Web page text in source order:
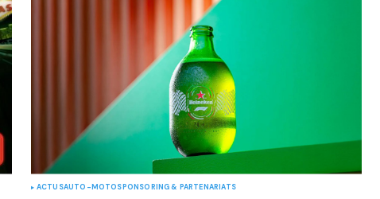
ACTUSAUTO-MOTOSPONSORING & PARTENARIATS